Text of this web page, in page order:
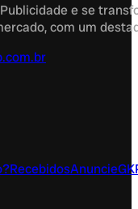
e se
com um
RecebidosAnuncie